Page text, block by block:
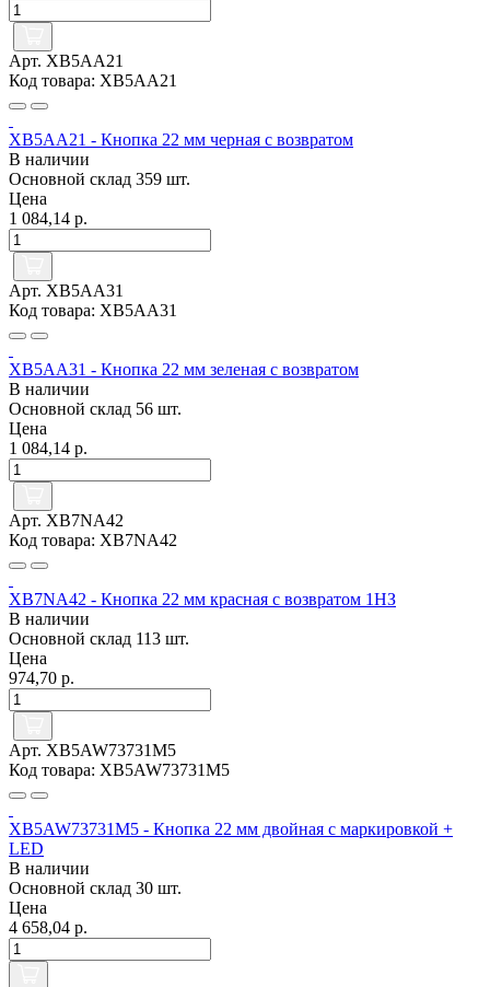
Арт. XB5AA21
Код товара: XB5AA21
XB5AA21 - Кнопка 22 мм черная с возвратом
В наличии
Основной склад 359 шт.
Цена
1 084,14 р.
Арт. XB5AA31
Код товара: XB5AA31
XB5AA31 - Кнопка 22 мм зеленая с возвратом
В наличии
Основной склад 56 шт.
Цена
1 084,14 р.
Арт. XB7NA42
Код товара: XB7NA42
XB7NA42 - Кнопка 22 мм красная с возвратом 1НЗ
В наличии
Основной склад 113 шт.
Цена
974,70 р.
Арт. XB5AW73731M5
Код товара: XB5AW73731M5
XB5AW73731M5 - Кнопка 22 мм двойная с маркировкой +
LED
В наличии
Основной склад 30 шт.
Цена
4 658,04 р.